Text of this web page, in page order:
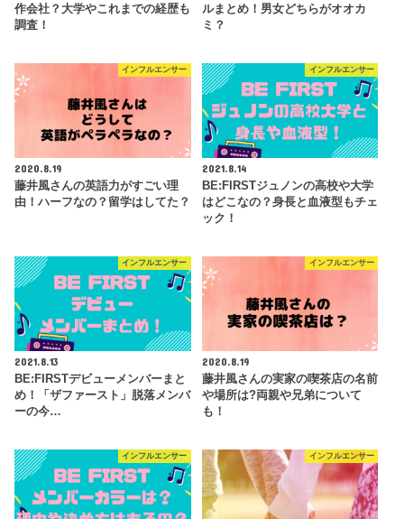
作会社？大学やこれまでの経歴も
調査！
ルまとめ！男女どちらがオオカ
ミ？
インフルエンサー
2020.8.19
藤井風さんの英語力がすごい理
由！ハーフなの？留学はしてた？
インフルエンサー
2021.8.14
BE:FIRSTジュノンの高校や大学
はどこなの？身長と血液型もチェ
ック！
インフルエンサー
2021.8.13
BE:FIRSTデビューメンバーまと
め！「ザファースト」脱落メンバ
ーの今…
インフルエンサー
2020.8.19
藤井風さんの実家の喫茶店の名前
や場所は?両親や兄弟について
も！
インフルエンサー インフルエンサー